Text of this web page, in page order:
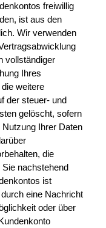
freiwillig
ist aus den
Wir verwenden
vollständiger
Ihres
weitere
der steuer- und
gelöscht, sofern
Ihrer Daten
die
nachstehend
ist
eine Nachricht
oder über